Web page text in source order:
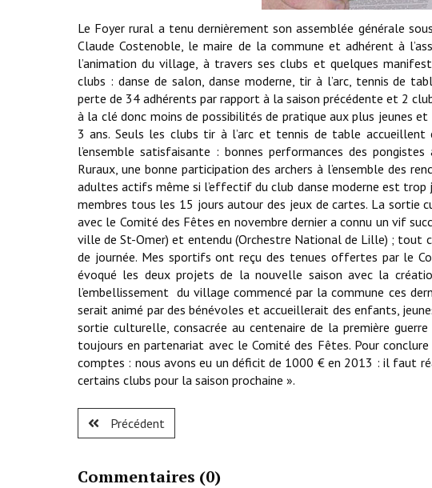
Le Foyer rural a tenu dernièrement son assemblée générale
Claude Costenoble, le maire de la commune et adhérent à
l’animation du village, à travers ses clubs et quelques
clubs : danse de salon, danse moderne, tir à l’arc, tennis de
perte de 34 adhérents par rapport à la saison précédente et 2
à la clé donc moins de possibilités de pratique aux plus jeunes
3 ans. Seuls les clubs tir à l’arc et tennis de table
l’ensemble satisfaisante : bonnes performances des
Ruraux, une bonne participation des archers à l’ensemble des
adultes actifs même si l’effectif du club danse moderne est trop
membres tous les 15 jours autour des jeux de cartes. La sortie
avec le Comité des Fêtes en novembre dernier a connu un vif
ville de St-Omer) et entendu (Orchestre National de Lille) ; tout
de journée. Mes sportifs ont reçu des tenues offertes par le
évoqué les deux projets de la nouvelle saison avec la
l’embellissement du village commencé par la commune ces
serait animé par des bénévoles et accueillerait des enfants,
sortie culturelle, consacrée au centenaire de la première
toujours en partenariat avec le Comité des Fêtes. Pour
comptes : nous avons eu un déficit de 1000 € en 2013 : il faut
certains clubs pour la saison prochaine ».
Précédent
Commentaires (0)